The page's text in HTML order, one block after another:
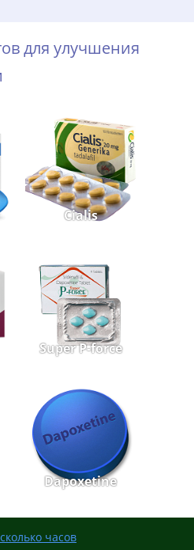
для улучшения
Cialis
Super P-force
Dapoxetine
часов